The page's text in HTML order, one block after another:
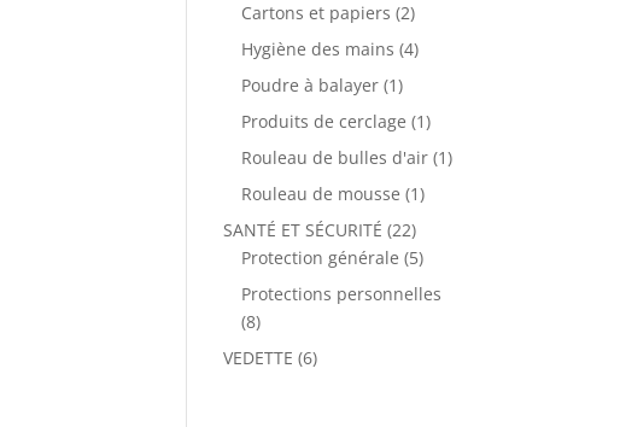
Cartons et papiers (2)
Hygiène des mains (4)
Poudre à balayer (1)
Produits de cerclage (1)
Rouleau de bulles d'air (1)
Rouleau de mousse (1)
SANTÉ ET SÉCURITÉ (22)
Protection générale (5)
Protections personnelles
(8)
VEDETTE (6)